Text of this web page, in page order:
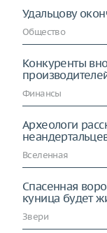
Удальцову
Общество
Конкуренты
Финансы
Археологи
Вселенная
Спасенная
куница будет
Звери